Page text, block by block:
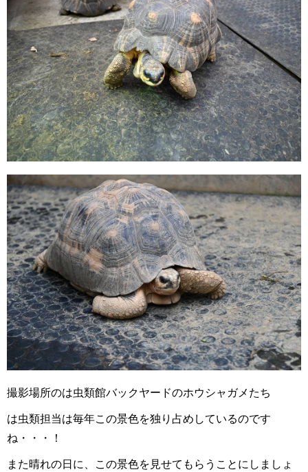
撮影場所のは虫類館バックヤードのホウシャガメたち
は虫類担当は毎年この景色を独り占めしているのです
ね・・・！
また晴れの日に、この景色を見せてもらうことにしましょ